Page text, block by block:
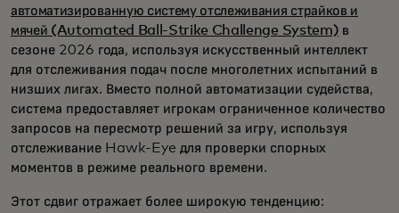
автоматизированную систему отслеживания страйков и
мячей (Automated Ball-Strike Challenge System) в
сезоне 2026 года, используя искусственный интеллект
для отслеживания подач после многолетних испытаний в
низших лигах. Вместо полной автоматизации судейства,
система предоставляет игрокам ограниченное количество
запросов на пересмотр решений за игру, используя
отслеживание Hawk-Eye для проверки спорных
моментов в режиме реального времени.
Этот сдвиг отражает более широкую тенденцию: